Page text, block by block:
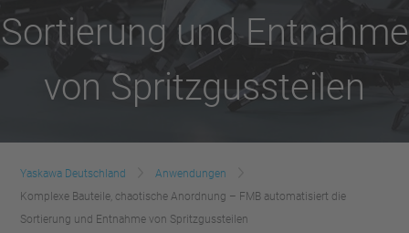
Sortierung und Entnahme
von Spritzgussteilen
Yaskawa Deutschland
Anwendungen
Komplexe Bauteile, chaotische Anordnung – FMB automatisiert die
Sortierung und Entnahme von Spritzgussteilen